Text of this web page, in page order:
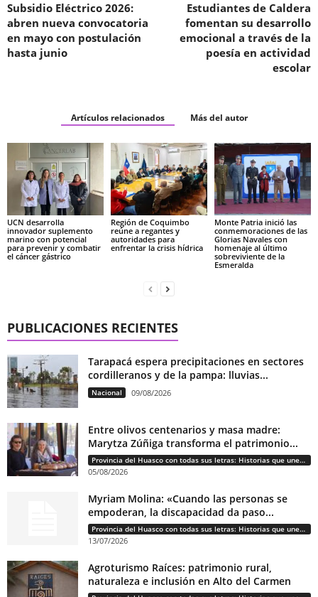
Subsidio Eléctrico 2026:
abren nueva convocatoria
en mayo con postulación
hasta junio
Estudiantes de Caldera
fomentan su desarrollo
emocional a través de la
poesía en actividad
escolar
Artículos relacionados Más del autor
UCN desarrolla
innovador suplemento
marino con potencial
para prevenir y combatir
el cáncer gástrico
Región de Coquimbo
reúne a regantes y
autoridades para
enfrentar la crisis hídrica
Monte Patria inició las
conmemoraciones de las
Glorias Navales con
homenaje al último
sobreviviente de la
Esmeralda
PUBLICACIONES RECIENTES
Tarapacá espera precipitaciones en sectores
cordilleranos y de la pampa: lluvias...
Nacional 09/08/2026
Entre olivos centenarios y masa madre:
Marytza Zúñiga transforma el patrimonio...
Provincia del Huasco con todas sus letras: Historias que unen cultura, diversidad e identidad
05/08/2026
Myriam Molina: «Cuando las personas se
empoderan, la discapacidad da paso...
Provincia del Huasco con todas sus letras: Historias que unen cultura, diversidad e identidad
13/07/2026
Agroturismo Raíces: patrimonio rural,
naturaleza e inclusión en Alto del Carmen